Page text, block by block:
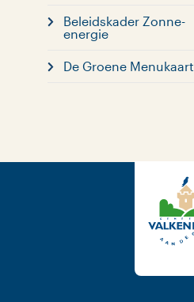
Beleidskader Zonne-
energie
De Groene Menukaart